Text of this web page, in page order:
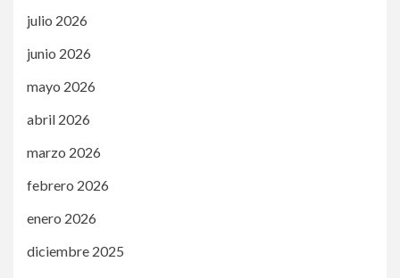
julio 2026
junio 2026
mayo 2026
abril 2026
marzo 2026
febrero 2026
enero 2026
diciembre 2025